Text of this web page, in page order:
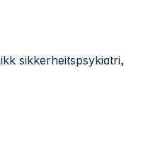
sikkerheitspsykiatri,